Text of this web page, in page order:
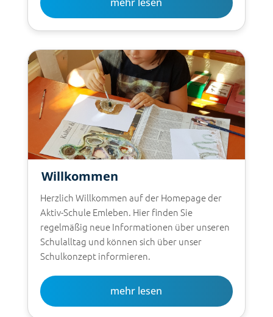
Willkommen
Herzlich Willkommen auf der Homepage der
Aktiv-Schule Emleben. Hier finden Sie
regelmäßig neue Informationen über unseren
Schulalltag und können sich über unser
Schulkonzept informieren.
mehr lesen